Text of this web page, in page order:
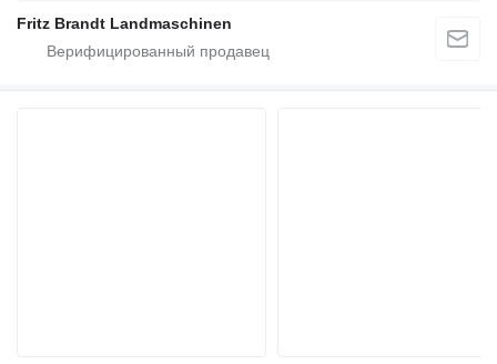
Fritz Brandt Landmaschinen